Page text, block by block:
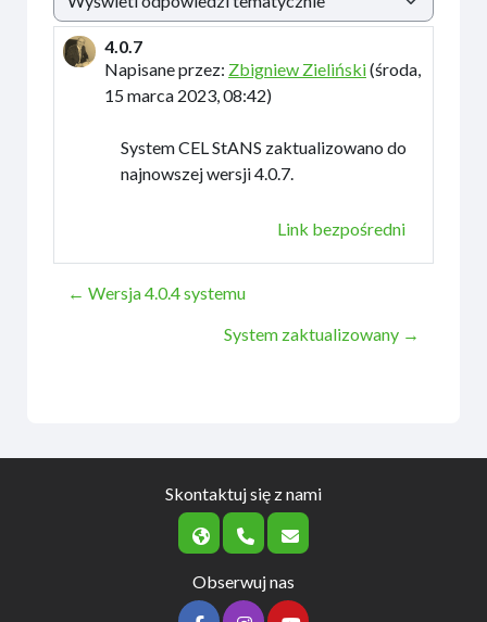
Sposób wyświetlania
4.0.7
Napisane przez: Zbigniew Zieliński(środa,
15 marca 2023, 08:42)
Liczba odpowiedzi: 0
System CEL StANS zaktualizowano do
najnowszej wersji 4.0.7.
Link bezpośredni
← Wersja 4.0.4 systemu
System zaktualizowany →
Skontaktuj się z nami
Obserwuj nas